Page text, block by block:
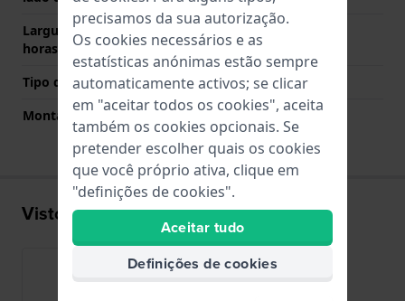
Largura de banda lado 6
horas (mm)
130 mm
Tipo de montagem
Pinos de pressão
Montagem Reta
Não
Visto recentemente
precisamos da sua autorização.
Os cookies necessários e as
estatísticas anónimas estão sempre
automaticamente activos; se clicar
em "aceitar todos os cookies", aceita
também os cookies opcionais. Se
pretender escolher quais os cookies
que você próprio ativa, clique em
"definições de cookies".
Aceitar tudo
Definições de cookies